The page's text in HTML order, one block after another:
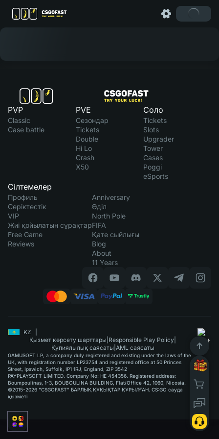
PVP
Classic
Case battle
PVE
Сезондар
Tickets
Double
Hi Lo
Crash
X50
Соло
Tickets
Slots
Upgrader
Tower
Cases
Poggi
eSports
Сілтемелер
Профиль
Серіктестік
VIP
Жиі қойылатын сұрақтар
Free Game
Reviews
Anniversary
Әділ
North Pole
FIFA
Қате сыйлығы
Blog
About
11 Years
KZ
Қызмет көрсету шарттары Responsible Play Policy
Құпиялылық саясаты AML саясаты
GAMUSOFT LP, a company duly registered and existing under the laws of the
UK, with registration number LP23754 and registered office at 50 Princes
Street, Ipswich, Suffolk, IP1 1RJ, England, ZIP 3542
PAYPLAYSOFT LIMITED. Company No: HE 454356. Registered address:
Boumpoulinas, 1-3, BOUBOULINA BUILDING, Flat/Office 42, 1060, Nicosia.
©2015-2026 "CSGOFAST" БАРЛЫҚ ҚҰҚЫҚТАР ҚҰРЫЛҒАН. CS:GO сауда
қызметі